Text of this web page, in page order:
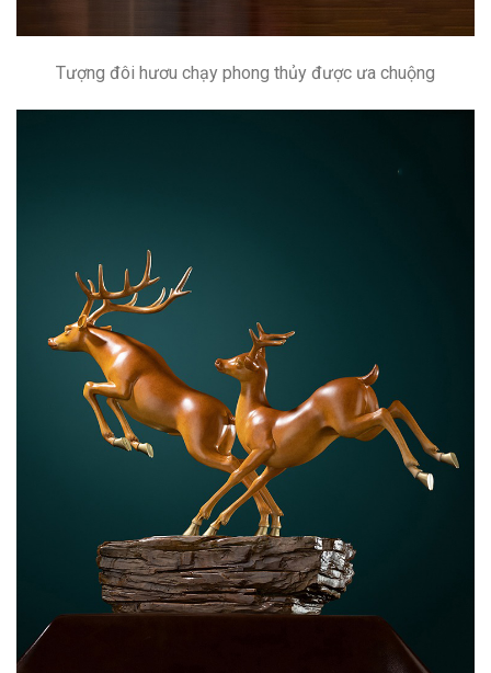
Tượng đôi hươu chạy phong thủy được ưa chuộng